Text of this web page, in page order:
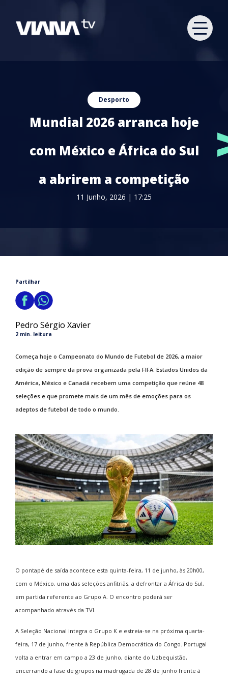
Desporto
Mundial 2026 arranca hoje
com México e África do Sul
a abrirem a competição
11 Junho, 2026 | 17:25
Partilhar
Pedro Sérgio Xavier
2 min. leitura
Começa hoje o Campeonato do Mundo de Futebol de 2026, a maior
edição de sempre da prova organizada pela FIFA. Estados Unidos da
América, México e Canadá recebem uma competição que reúne 48
seleções e que promete mais de um mês de emoções para os
adeptos de futebol de todo o mundo.
O pontapé de saída acontece esta quinta-feira, 11 de junho, às 20h00,
com o México, uma das seleções anfitriãs, a defrontar a África do Sul,
em partida referente ao Grupo A. O encontro poderá ser
acompanhado através da TVI.
A Seleção Nacional integra o Grupo K e estreia-se na próxima quarta-
feira, 17 de junho, frente à República Democrática do Congo. Portugal
volta a entrar em campo a 23 de junho, diante do Uzbequistão,
encerrando a fase de grupos na madrugada de 28 de junho frente à